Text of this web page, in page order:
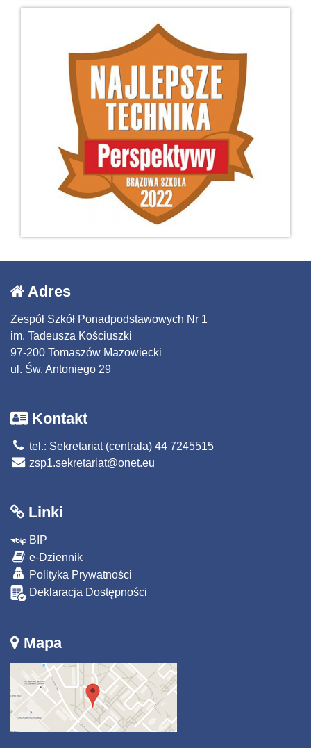
Adres
Zespół Szkół Ponadpodstawowych Nr 1
im. Tadeusza Kościuszki
97-200 Tomaszów Mazowiecki
ul. Św. Antoniego 29
Kontakt
tel.: Sekretariat (centrala) 44 7245515
zsp1.sekretariat@onet.eu
Linki
BIP
e-Dziennik
Polityka Prywatności
Deklaracja Dostępności
Mapa